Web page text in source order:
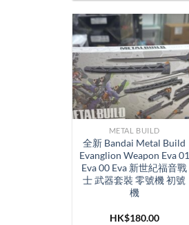
METAL BUILD
全新 Bandai Metal Build
Evanglion Weapon Eva 01
Eva 00 Eva 新世紀福音戰
士 武器套裝 零號機 初號
機
HK$180.00